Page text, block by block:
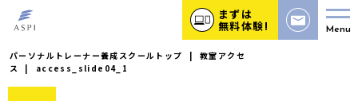
まずは
無料体験! Menu
パーソナルトレーナー養成スクールトップ |
教室アクセ
ス
| access_slide04_1